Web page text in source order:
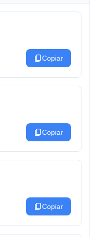
content_copyCopiar
content_copyCopiar
content_copyCopiar